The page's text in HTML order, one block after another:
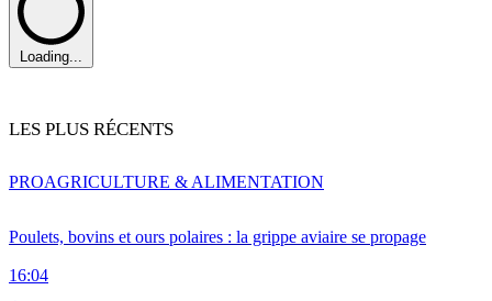
Loading...
LES PLUS RÉCENTS
Poulets, bovins et ours polaires : la grippe aviaire se propage
16:04
PROAGRICULTURE & ALIMENTATION